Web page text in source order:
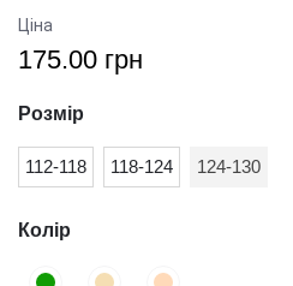
Ціна
175.00 грн
Розмір
112-118 118-124 124-130
Колір